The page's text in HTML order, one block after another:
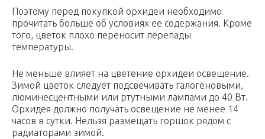
Поэтому перед покупкой орхидеи необходимо
прочитать больше об условиях ее содержания. Кроме
того, цветок плохо переносит перепады
температуры.
Не меньше влияет на цветение орхидеи освещение.
Зимой цветок следует подсвечивать галогеновыми,
люминесцентными или ртутными лампами до 40 Вт.
Орхидея должно получать освещение не менее 14
часов в сутки. Нельзя размещать горшок рядом с
радиаторами зимой.